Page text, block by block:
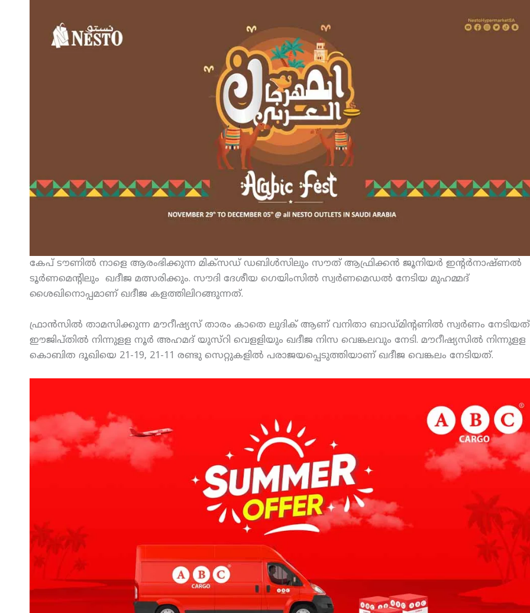
കേപ് ടൗണില്‍ നാളെ ആരംഭിക്കുന്ന മിക്‌സഡ് ഡബിള്‍സിലും സൗത് ആഫ്രിക്കന്‍ ജൂനിയര്‍ ഇന്റര്‍നാഷ്ണല്‍
ടൂര്‍ണമെന്റിലും ഖദീജ മത്സരിക്കും. സൗദി ദേശീയ ഗെയിംസില്‍ സ്വര്‍ണമെഡല്‍ നേടിയ മുഹമ്മദ്
ശൈഖിനൊപ്പമാണ് ഖദീജ കളത്തിലിറങ്ങുന്നത്.
ഫ്രാന്‍സില്‍ താമസിക്കുന്ന മൗറീഷ്യസ് താരം കാതെ ലുദിക് ആണ് വനിതാ ബാഡ്മിന്റണില്‍ സ്വര്‍ണം
ഈജിപ്തില്‍ നിന്നുളള നൂര്‍ അഹമദ് യുസ്‌റി വെളളിയും ഖദീജ നിസ വെങ്കലവും നേടി. മൗറീഷ്യസില്‍ നിന്നുളള
കൊബിത ദൂഖിയെ 21-19, 21-11 രണ്ടു സെറ്റുകളില്‍ പരാജയപ്പെടുത്തിയാണ് ഖദീജ വെങ്കലം നേടിയത്.